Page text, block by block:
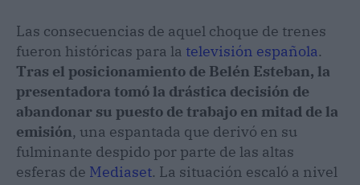
Las consecuencias de aquel choque de trenes
fueron históricas para la televisión española.
Tras el posicionamiento de Belén Esteban, la
presentadora tomó la drástica decisión de
abandonar su puesto de trabajo en mitad de la
emisión, una espantada que derivó en su
fulminante despido por parte de las altas
esferas de Mediaset. La situación escaló a nivel